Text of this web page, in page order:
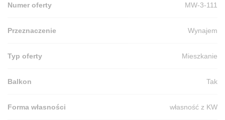
Numer oferty MW-3-111
Przeznaczenie Wynajem
Typ oferty Mieszkanie
Balkon Tak
Forma własności własność z KW